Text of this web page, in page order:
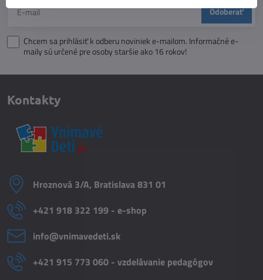
Odoberať
Chcem sa prihlásiť k odberu noviniek e-mailom. Informačné e-
maily sú určené pre osoby staršie ako 16 rokov!
Kontakty
Hroznová 3/A, Bratislava 831 01
+421 918 322 199 - e-shop
info​@vnimavedeti​.sk
+421 915 773 060 - vzdelávanie pedagógov